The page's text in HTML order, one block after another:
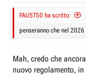
FAUST50 ha scritto:
penseranno che nel
Mah, credo che
nuovo regolamento,